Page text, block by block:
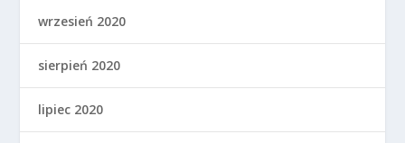
wrzesień 2020
sierpień 2020
lipiec 2020